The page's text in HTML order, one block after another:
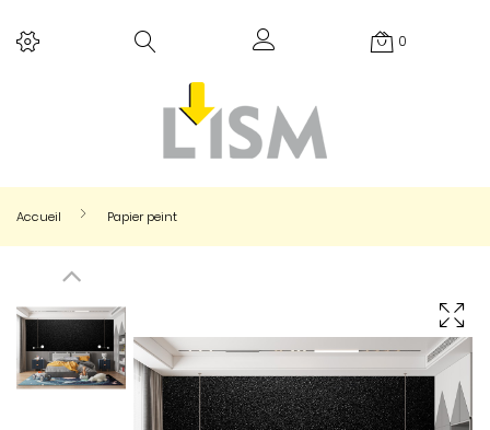
0
Accueil Papier peint